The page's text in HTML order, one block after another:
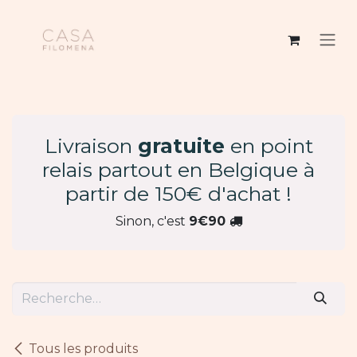
Livraison gratuite en point
relais partout en Belgique à
partir de 150€ d'achat !
Sinon, c'est 9€90
Tous les produits